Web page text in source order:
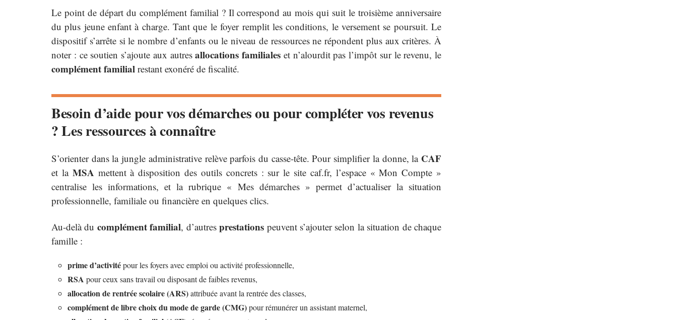
Le point de départ du complément familial ? Il correspond au mois qui suit le troisième anniversaire
du plus jeune enfant à charge. Tant que le foyer remplit les conditions, le versement se poursuit. Le
dispositif s’arrête si le nombre d’enfants ou le niveau de ressources ne répondent plus aux critères. À
noter : ce soutien s’ajoute aux autresallocations familiales et n’alourdit pas l’impôt sur le revenu, le
complément familial restant exonéré de fiscalité.
Besoin d’aide pour vos démarches ou pour compléter vos revenus
? Les ressources à connaître
S’orienter dans la jungle administrative relève parfois du casse-tête. Pour simplifier la donne, la CAF
et la MSA mettent à disposition des outils concrets : sur le site caf.fr, l’espace « Mon Compte »
centralise les informations, et la rubrique « Mes démarches » permet d’actualiser la situation
professionnelle, familiale ou financière en quelques clics.
Au-delà du complément familial, d’autresprestations peuvent s’ajouter selon la situation de chaque
famille :
prime d’activitépour les foyers avec emploi ou activité professionnelle,
RSA pour ceux sans travail ou disposant de faibles revenus,
allocation de rentrée scolaire (ARS)attribuée avant la rentrée des classes,
complément de libre choix du mode de garde (CMG)pour rémunérer un assistant maternel,